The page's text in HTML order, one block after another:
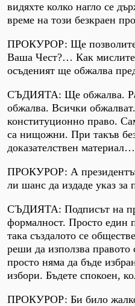
видяхте колко нагло се
време на този безкраен
ПРОКУРОР: Ще позволите
Ваша Чест?… Как
осъденият ще обжалва
СЪДИЯТА: Ще обжалва.
обжалва. Всички
конституционно право.
са нищожни. При такъв
доказателствен материал…
ПРОКУРОР: А
ли шанс да издаде указ за
СЪДИЯТА: Подписът на
формалност. Просто един
така създалото се
реши да използва
просто няма да бъде
избори. Бъдете спокоен,
ПРОКУРОР: Би било